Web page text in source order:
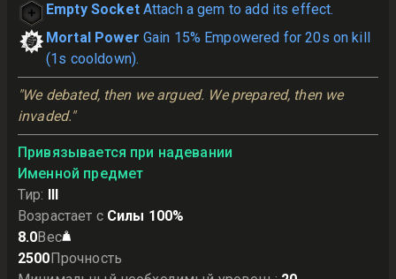
Empty Socket Attach a gem to add its effect.
Mortal Power Gain 15% Empowered for 20s on kill
(1s cooldown).
"We debated, then we argued. We prepared, then we
invaded."
Привязывается при надевании
Именной предмет
Тир: III
Возрастает с Силы 100%
8.0Вес
2500Прочность